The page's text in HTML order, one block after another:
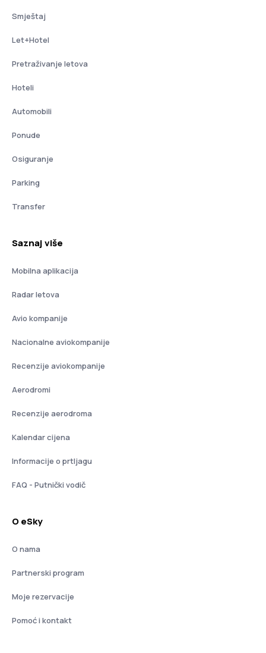
Smještaj
Let+Hotel
Pretraživanje letova
Hoteli
Automobili
Ponude
Osiguranje
Parking
Transfer
Saznaj više
Mobilna aplikacija
Radar letova
Avio kompanije
Nacionalne aviokompanije
Recenzije aviokompanije
Aerodromi
Recenzije aerodroma
Kalendar cijena
Informacije o prtljagu
FAQ - Putnički vodič
O eSky
O nama
Partnerski program
Moje rezervacije
Pomoć i kontakt